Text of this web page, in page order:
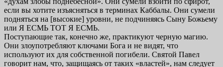
если вы хотите изъясняться в терминах Каббалы. Они сумели
подняться на [высокие] уровни, не подчиняясь Сыну Божьему
или Я ЕСМЬ ТОТ Я ЕСМЬ.
Поступающие так, конечно же, практикуют черную магию.
Они злоупотребляют ключами Бога и не видят, что
используют их для собственной погибели. Святой Павел
говорит нам, что, защищаясь от таких «властей», нам следует